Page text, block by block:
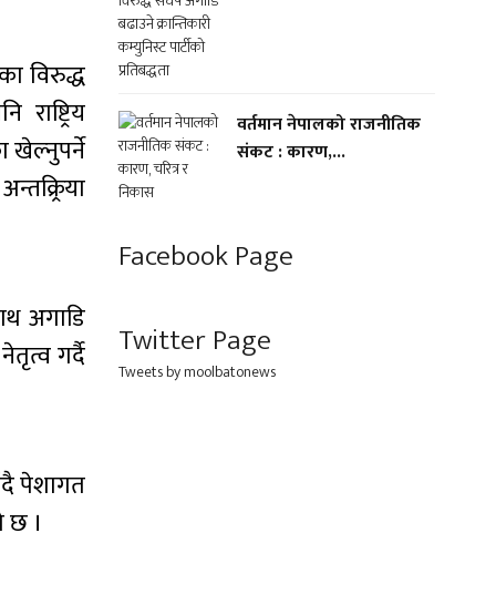
विरुद्ध
खेल्नुपर्ने
अगाडि
गर्दै
पेशागत
छ ।
वर्तमान नेपालको राजनीतिक
संकट : कारण,...
Facebook Page
Twitter Page
Tweets by moolbatonews